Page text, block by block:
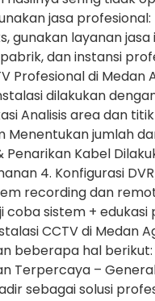
jasa profesional:
gunakan layanan jasa
dan instansi
Profesional di Medan
dilakukan
Analisis area dan
Menentukan jumlah
Penarikan Kabel
4. Konfigurasi
recording dan
coba sistem + edukasi
CCTV di Medan
beberapa hal
Terpercaya –
sebagai solusi